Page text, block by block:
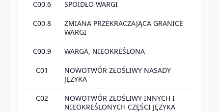
C00.6 SPOIDŁO WARGI
C00.8
ZMIANA PRZEKRACZAJĄCA GRANICE
WARGI
C00.9 WARGA, NIEOKREŚLONA
C01
NOWOTWÓR ZŁOŚLIWY NASADY
JĘZYKA
C02
NOWOTWÓR ZŁOŚLIWY INNYCH I
NIEOKREŚLONYCH CZĘŚCI JĘZYKA